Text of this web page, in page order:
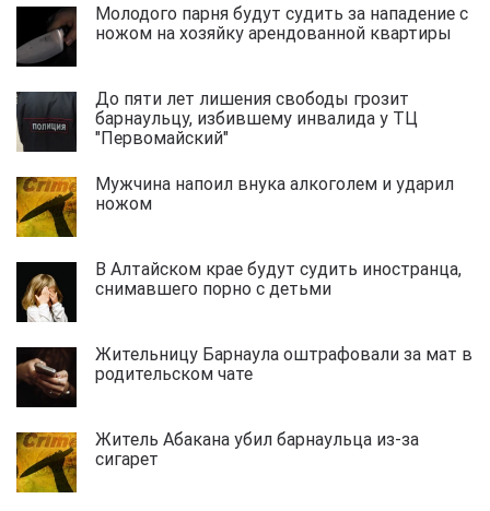
Молодого парня будут судить за нападение с
ножом на хозяйку арендованной квартиры
До пяти лет лишения свободы грозит
барнаульцу, избившему инвалида у ТЦ
"Первомайский"
Мужчина напоил внука алкоголем и ударил
ножом
В Алтайском крае будут судить иностранца,
снимавшего порно с детьми
Жительницу Барнаула оштрафовали за мат в
родительском чате
Житель Абакана убил барнаульца из-за
сигарет